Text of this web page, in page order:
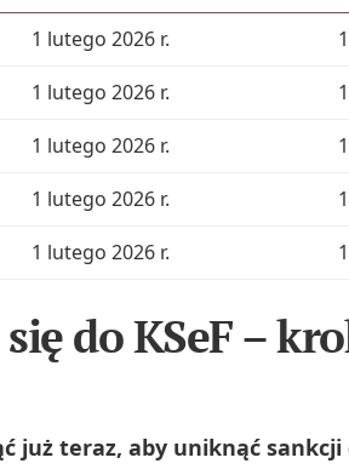
1 lutego 2026 r.
1 lutego 2026 r.
1 lutego 2026 r.
1 lutego 2026 r.
1 lutego 2026 r.
do KSeF –
już teraz, aby uniknąć